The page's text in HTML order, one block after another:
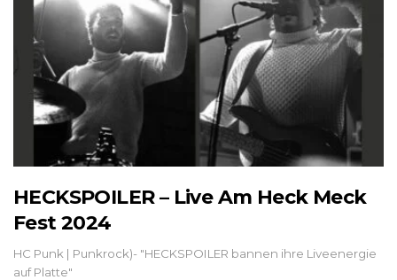
HECKSPOILER – Live Am Heck Meck
Fest 2024
HC Punk | Punkrock)- "HECKSPOILER bannen ihre Liveenergie
auf Platte"